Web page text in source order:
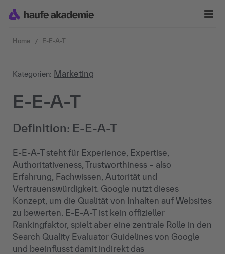
Home E-E-A-T
Kategorien: Marketing
E-E-A-T
Definition: E-E-A-T
E-E-A-T steht für Experience, Expertise,
Authoritativeness, Trustworthiness – also
Erfahrung, Fachwissen, Autorität und
Vertrauenswürdigkeit. Google nutzt dieses
Konzept, um die Qualität von Inhalten auf Websites
zu bewerten. E-E-A-T ist kein offizieller
Rankingfaktor, spielt aber eine zentrale Rolle in den
Search Quality Evaluator Guidelines von Google
und beeinflusst damit indirekt das